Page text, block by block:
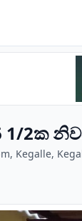
1/2ක
Kegalle,